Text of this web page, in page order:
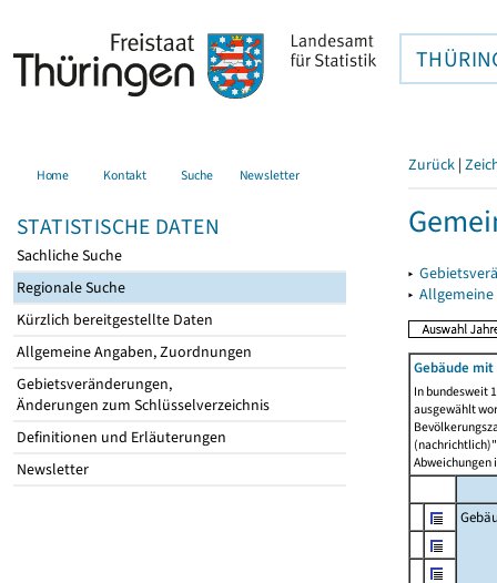
Home Kontakt Suche Newsletter
STATISTISCHE DATEN
Sachliche Suche
Regionale Suche
Kürzlich bereitgestellte Daten
Allgemeine Angaben, Zuordnungen
Gebietsveränderungen,
Änderungen zum Schlüsselverzeichnis
Definitionen und Erläuterungen
Newsletter
Zurück |
▸
▸
Gebäude mit
In bundesweit
ausgewählt
Abweichungen